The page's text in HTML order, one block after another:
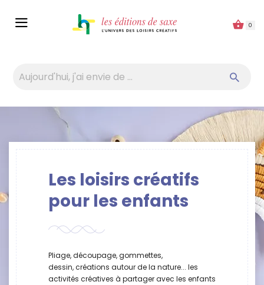
0
Les loisirs créatifs
pour les enfants
Pliage, découpage, gommettes,
dessin, créations autour de la nature... les
activités créatives à partager avec les enfants